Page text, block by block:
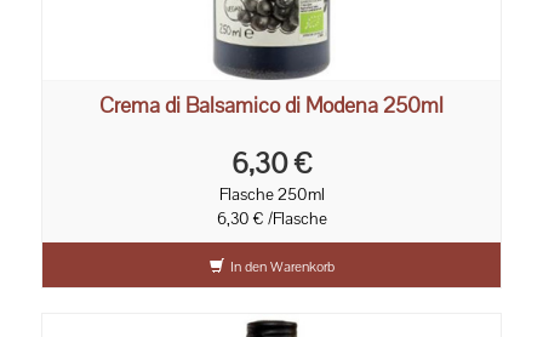
Crema di Balsamico di Modena 250ml
6,30 €
Flasche 250ml
6,30 € /Flasche
In den Warenkorb